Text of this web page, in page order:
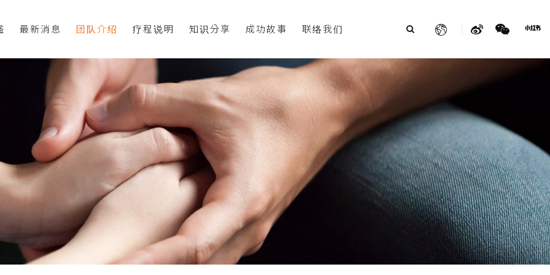
最新消息 团队介绍 疗程说明 知识分享 成功故事 联络我们